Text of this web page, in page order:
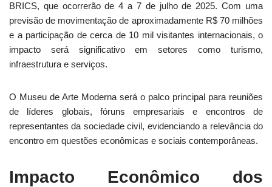
BRICS, que ocorrerão de 4 a 7 de julho de 2025. Com uma
previsão de movimentação de aproximadamente R$ 70 milhões
e a participação de cerca de 10 mil visitantes internacionais, o
impacto será significativo em setores como turismo,
infraestrutura e serviços.
O Museu de Arte Moderna será o palco principal para reuniões
de líderes globais, fóruns empresariais e encontros de
representantes da sociedade civil, evidenciando a relevância do
encontro em questões econômicas e sociais contemporâneas.
Impacto Econômico dos